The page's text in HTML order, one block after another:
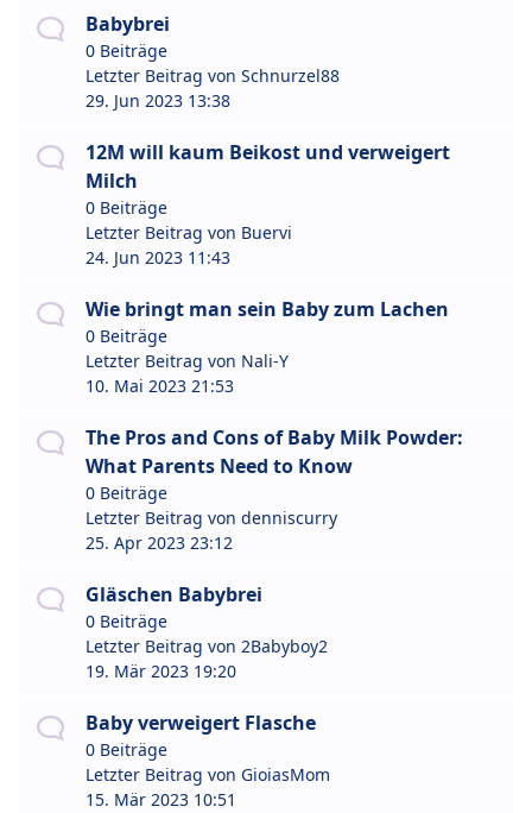
Babybrei
0 Beiträge
Letzter Beitrag von Schnurzel88
29. Jun 2023 13:38
12M will kaum Beikost und verweigert
Milch
0 Beiträge
Letzter Beitrag von Buervi
24. Jun 2023 11:43
Wie bringt man sein Baby zum Lachen
0 Beiträge
Letzter Beitrag von Nali-Y
10. Mai 2023 21:53
The Pros and Cons of Baby Milk Powder:
What Parents Need to Know
0 Beiträge
Letzter Beitrag von denniscurry
25. Apr 2023 23:12
Gläschen Babybrei
0 Beiträge
Letzter Beitrag von 2Babyboy2
19. Mär 2023 19:20
Baby verweigert Flasche
0 Beiträge
Letzter Beitrag von GioiasMom
15. Mär 2023 10:51